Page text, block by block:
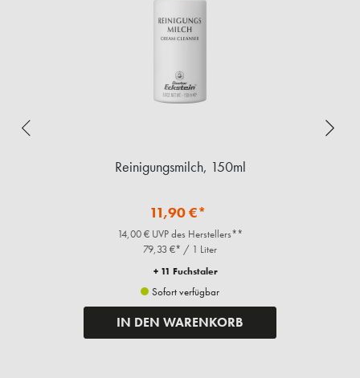
Reinigungsmilch, 150ml
11,90 €*
14,00 € UVP des Herstellers**
79,33 €* / 1 Liter
+ 11 Fuchstaler
Sofort verfügbar
IN DEN WARENKORB